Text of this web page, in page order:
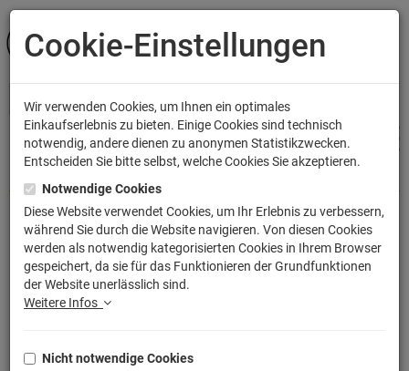
ANMELDEN
Bayern Freistaat Bundesland T-Shirt
Artikelnummer: TLM2244KT
Cookie-Einstellungen
Wir verwenden Cookies, um Ihnen ein optimales
Einkaufserlebnis zu bieten. Einige Cookies sind technisch
notwendig, andere dienen zu anonymen Statistikzwecken.
Entscheiden Sie bitte selbst, welche Cookies Sie akzeptieren.
Notwendige Cookies
Diese Website verwendet Cookies, um Ihr Erlebnis zu verbessern,
während Sie durch die Website navigieren. Von diesen Cookies
werden als notwendig kategorisierten Cookies in Ihrem Browser
gespeichert, da sie für das Funktionieren der Grundfunktionen
der Website unerlässlich sind.
Weitere Infos
Nicht notwendige Cookies